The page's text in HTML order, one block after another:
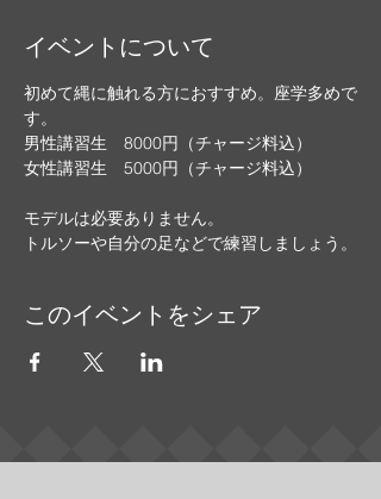
イベントについて
初めて縄に触れる方におすすめ。座学多めで
す。
男性講習生　8000円（チャージ料込）
女性講習生　5000円（チャージ料込）
モデルは必要ありません。
トルソーや自分の足などで練習しましょう。
このイベントをシェア